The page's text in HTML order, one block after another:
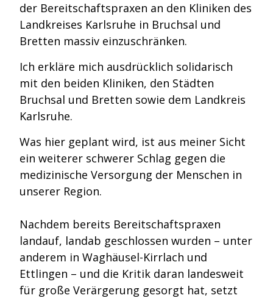
der Bereitschaftspraxen an den Kliniken des
Landkreises Karlsruhe in Bruchsal und
Bretten massiv einzuschränken.
Ich erkläre mich ausdrücklich solidarisch
mit den beiden Kliniken, den Städten
Bruchsal und Bretten sowie dem Landkreis
Karlsruhe.
Was hier geplant wird, ist aus meiner Sicht
ein weiterer schwerer Schlag gegen die
medizinische Versorgung der Menschen in
unserer Region.
Nachdem bereits Bereitschaftspraxen
landauf, landab geschlossen wurden – unter
anderem in Waghäusel-Kirrlach und
Ettlingen – und die Kritik daran landesweit
für große Verärgerung gesorgt hat, setzt